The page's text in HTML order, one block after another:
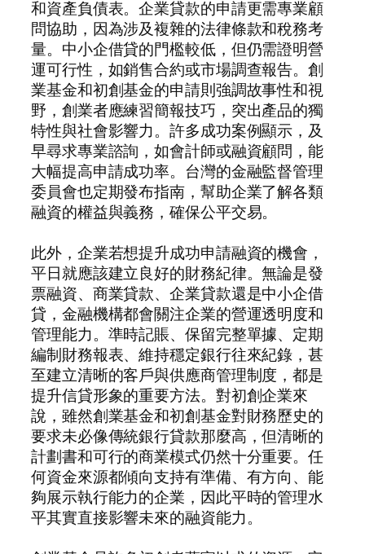
和資產負債表。企業貸款的申請更需專業顧
問協助，因為涉及複雜的法律條款和稅務考
量。中小企借貸的門檻較低，但仍需證明營
運可行性，如銷售合約或市場調查報告。創
業基金和初創基金的申請則強調故事性和視
野，創業者應練習簡報技巧，突出產品的獨
特性與社會影響力。許多成功案例顯示，及
早尋求專業諮詢，如會計師或融資顧問，能
大幅提高申請成功率。台灣的金融監督管理
委員會也定期發布指南，幫助企業了解各類
融資的權益與義務，確保公平交易。
此外，企業若想提升成功申請融資的機會，
平日就應該建立良好的財務紀律。無論是發
票融資、商業貸款、企業貸款還是中小企借
貸，金融機構都會關注企業的營運透明度和
管理能力。準時記賬、保留完整單據、定期
編制財務報表、維持穩定銀行往來紀錄，甚
至建立清晰的客戶與供應商管理制度，都是
提升信貸形象的重要方法。對初創企業來
說，雖然創業基金和初創基金對財務歷史的
要求未必像傳統銀行貸款那麼高，但清晰的
計劃書和可行的商業模式仍然十分重要。任
何資金來源都傾向支持有準備、有方向、能
夠展示執行能力的企業，因此平時的管理水
平其實直接影響未來的融資能力。